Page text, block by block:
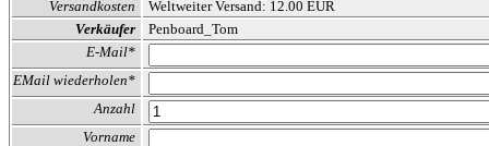
Versandkosten
Weltweiter Versand: 12.00 EUR
Verkäufer
Penboard_Tom
E-Mail*
EMail wiederholen*
Anzahl
Vorname